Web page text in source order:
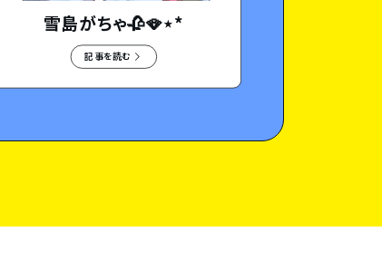
雪島がちゃ🥀🪭⋆*
記事を読む